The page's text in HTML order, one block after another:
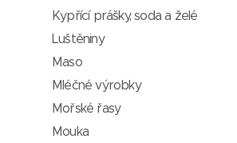
Kypřící prášky, soda a želé
Luštěniny
Maso
Mléčné výrobky
Mořské řasy
Mouka